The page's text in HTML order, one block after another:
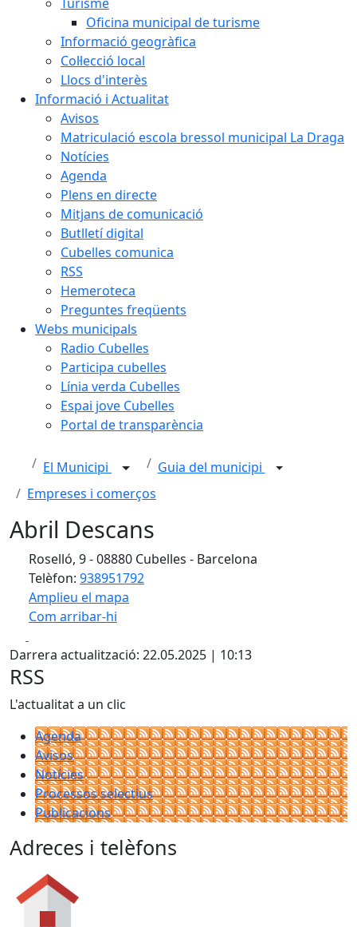
Oficina municipal de turisme
Informació geogràfica
Col·lecció local
Llocs d'interès
Informació i Actualitat
Avisos
Matriculació escola bressol municipal La Draga
Notícies
Agenda
Plens en directe
Mitjans de comunicació
Butlletí digital
Cubelles comunica
RSS
Hemeroteca
Preguntes freqüents
Webs municipals
Radio Cubelles
Participa cubelles
Línia verda Cubelles
Espai jove Cubelles
Portal de transparència
El Municipi
Guia del municipi
Empreses i comerços
Abril Descans
Roselló, 9 - 08880 Cubelles - Barcelona
Telèfon: 938951792
Amplieu el mapa
Com arribar-hi
+
−
Darrera actualització: 22.05.2025 | 10:13
RSS
L'actualitat a un clic
Agenda
Avisos
Notícies
Processos selectius
Publicacions
Adreces i telèfons